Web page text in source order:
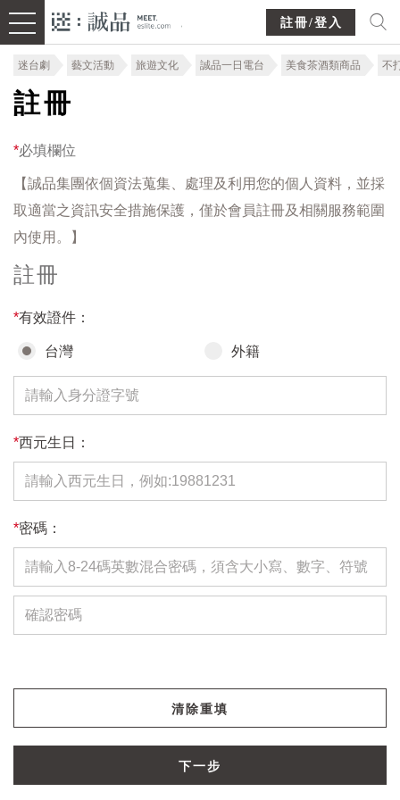
註冊/登入
迷台劇 藝文活動 旅遊文化 誠品一日電台 美食茶酒類商品 不
註冊
*必填欄位
【誠品集團依個資法蒐集、處理及利用您的個人資料，並採
取適當之資訊安全措施保護，僅於會員註冊及相關服務範圍
內使用。】
註冊
*有效證件：
台灣 外籍
*西元生日：
*密碼：